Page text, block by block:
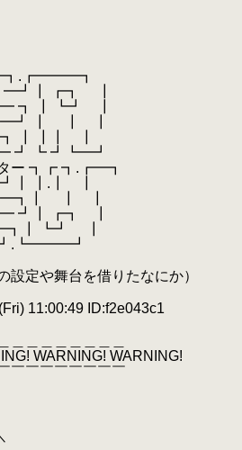
┏┓ ┃
┓ ┃ ┗┛ ┃
┃ ┃ ┃
┃ ┃┃ ┃
┛ ┗ ┛┗━┛
ー ┓┏ ┓.┏━┓
┃.┃ ┃
━┓┃ ┃ ┃
┛┃ ┏┓ ┃
┗┛ ┃
たなにか）
11:00:49 ID:f2e043c1
＿＿＿＿＿＿＿＿
WARNING! WARNING!
￣￣￣￣￣￣￣￣